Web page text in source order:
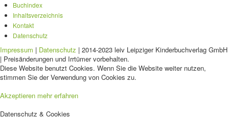
Buchindex
Inhaltsverzeichnis
Kontakt
Datenschutz
Impressum | Datenschutz | 2014-2023 leiv Leipziger Kinderbuchverlag GmbH
| Preisänderungen und Irrtümer vorbehalten.
Diese Website benutzt Cookies. Wenn Sie die Website weiter nutzen,
stimmen Sie der Verwendung von Cookies zu.
Akzeptieren mehr erfahren
Datenschutz & Cookies